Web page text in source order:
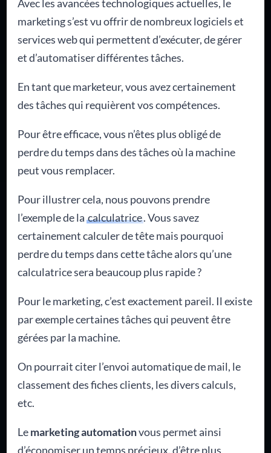
Avec les avancées technologiques actuelles, le
marketing s’est vu offrir de nombreux logiciels et
services web qui permettent d’exécuter, de gérer
et d’automatiser différentes tâches.
En tant que marketeur, vous avez certainement
des tâches qui requièrent vos compétences.
Pour être efficace, vous n’êtes plus obligé de
perdre du temps dans des tâches où la machine
peut vous remplacer.
Pour illustrer cela, nous pouvons prendre
l’exemple de lacalculatrice. Vous savez
certainement calculer de tête mais pourquoi
perdre du temps dans cette tâche alors qu’une
calculatrice sera beaucoup plus rapide ?
Pour le marketing, c’est exactement pareil. Il existe
par exemple certaines tâches qui peuvent être
gérées par la machine.
On pourrait citer l’envoi automatique de mail, le
classement des fiches clients, les divers calculs,
etc.
Lemarketing automationvous permet ainsi
d’économiser un temps précieux, d’être plus